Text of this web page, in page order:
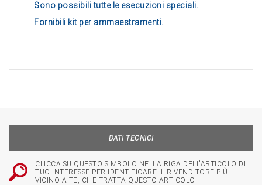
Sono possibili tutte le esecuzioni speciali.
Fornibili kit per ammaestramenti.
DATI TECNICI
CLICCA SU QUESTO SIMBOLO NELLA RIGA DELL'ARTICOLO DI
TUO INTERESSE PER IDENTIFICARE IL RIVENDITORE PIÙ
VICINO A TE, CHE TRATTA QUESTO ARTICOLO